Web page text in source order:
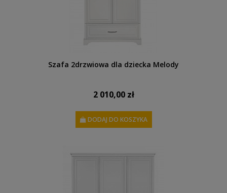
Szafa 2drzwiowa dla dziecka Melody
2 010,00 zł
DODAJ DO KOSZYKA